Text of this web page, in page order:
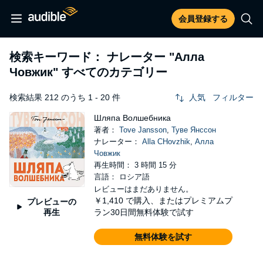
会員登録する
検索キーワード： ナレーター "Алла
Човжик" すべてのカテゴリー
検索結果 212 のうち 1 - 20 件 人気 フィルター
プレビューの
再生
Шляпа Волшебника
著者： Tove Jansson, Туве Янссон
ナレーター： Alla CHovzhik, Алла
Човжик
再生時間： 3 時間 15 分
言語： ロシア語
レビューはまだありません。
￥1,410 で購入、またはプレミアムプ
ラン30日間無料体験で試す
無料体験を試す